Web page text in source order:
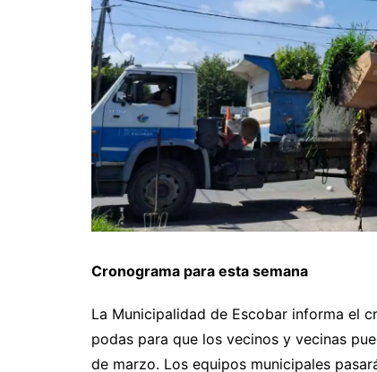
Cronograma para esta semana
La Municipalidad de Escobar informa el
podas para que los vecinos y vecinas
de marzo. Los equipos municipales